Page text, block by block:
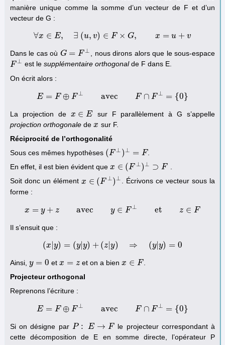
manière unique comme la somme d’un vecteur de F et d’un
vecteur de G :
∀x ∈ E, ∃ (u, v) ∈ F × G, x = u + v
∀x ∈E, ∃ ( u,v )∈ F× G,x
Dans le cas où G = F ⊥
G=F⊥
, nous dirons alors que le sous-espace
F ⊥
F⊥ est lesupplémentaire orthogonalde F dans E.
On écrit alors :
E = F ⊕ F ⊥ avec F ∩ F ⊥ = {0}
E=F ⊥avec ⊥= {0}
La projection de x ∈ E
x∈E
sur F parallèlement à G s’appelle
projection orthogonale de x
x sur F.
Réciprocité de l’orthogonalité
Sous ces mêmes hypothèses (F ⊥ )⊥ = F
(F⊥) ⊥= F
.
En effet, il est bien évident que x ∈ (F ⊥)⊥ ⊃ F
x∈(F⊥)⊥⊃F
.
Soit donc un élément x ∈ (F ⊥)⊥
x∈(F⊥)⊥
. Écrivons ce vecteur sous la
forme :
x = y + z avec y ∈ F ⊥ et z ∈ F
x=y+z y∈F ⊥etz
Il s’ensuit que :
(x|y) = (y|y) + (z|y) ⇒ (y|y) = 0
(x| y)= (y| y)+ (z| (y| 0
Ainsi, y = 0
y=0 etx = z
x= z et on a bienx ∈ F
x∈F
.
Projecteur orthogonal
Reprenons l’écriture :
E = F ⊕ F ⊥ avec F ∩ F ⊥ = {0}
E=F ⊥avec ⊥= {0}
Si on désigne par P : E → F
P: E →F
le projecteur correspondant à
cette décomposition de E en somme directe, l’opérateur P